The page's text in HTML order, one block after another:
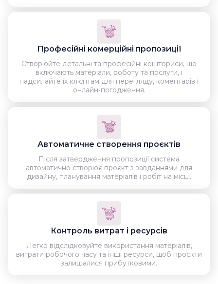
Професійні комерційні пропозиції
Створюйте детальні та професійні кошториси, що
включають матеріали, роботу та послуги, і
надсилайте їх клієнтам для перегляду, коментарів і
онлайн‑погодження.
Автоматичне створення проєктів
Після затвердження пропозиції система
автоматично створює проєкт з завданнями для
дизайну, планування матеріалів і робіт на місці.
Контроль витрат і ресурсів
Легко відслідковуйте використання матеріалів,
витрати робочого часу та інші ресурси, щоб проєкти
залишалися прибутковими.